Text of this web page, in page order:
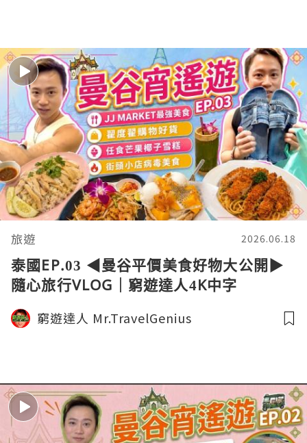
旅遊 2026.06.18
泰國EP.03 ◀︎曼谷平價美食好物大公開▶︎
隨心旅行VLOG｜窮遊達人4K中字
窮遊達人 Mr.TravelGenius